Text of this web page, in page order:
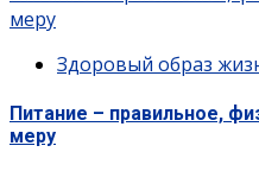
меру
Здоровый образ
Питание – правильное,
меру